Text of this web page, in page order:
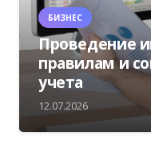
БИЗНЕС
Проведение
правилам и
учета
12.07.2026